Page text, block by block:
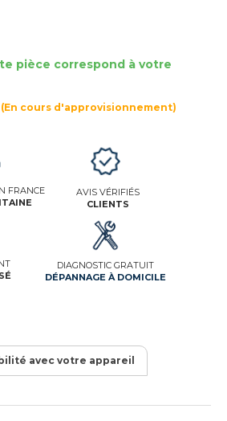
pièce correspond à votre
(En cours d'approvisionnement)
FRANCE
AVIS VÉRIFIÉS
CLIENTS
DIAGNOSTIC GRATUIT
DÉPANNAGE À DOMICILE
avec votre appareil